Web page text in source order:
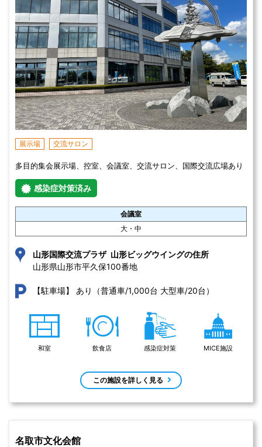
展示場 交流サロン
多目的集会展示場、控室、会議室、交流サロン、国際交流広場あり
感染症対策済み
会議室
大・中
山形国際交流プラザ 山形ビッグウイングの住所
山形県山形市平久保100番地
【駐車場】 あり（普通車/1,000台 大型車/20台）
和室 飲食店 感染症対策 MICE施設
この施設を詳しく見る
名取市文化会館